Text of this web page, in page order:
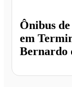
Ônibus de
em
Bernardo